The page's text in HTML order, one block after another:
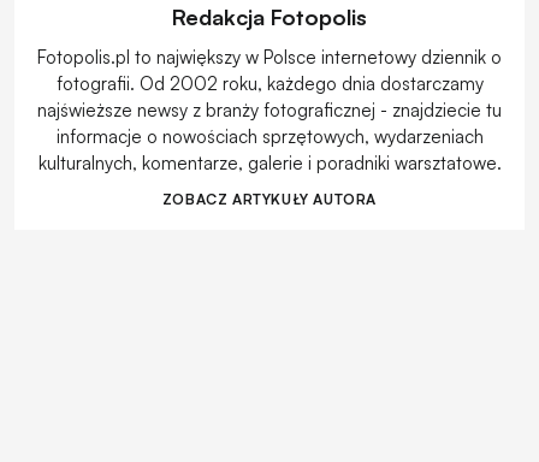
Redakcja Fotopolis
Fotopolis.pl to największy w Polsce internetowy dziennik o
fotografii. Od 2002 roku, każdego dnia dostarczamy
najświeższe newsy z branży fotograficznej - znajdziecie tu
informacje o nowościach sprzętowych, wydarzeniach
kulturalnych, komentarze, galerie i poradniki warsztatowe.
ZOBACZ ARTYKUŁY AUTORA